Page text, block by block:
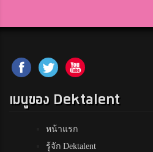
เมนูของ Dektalent
หน้าแรก
รู้จัก Dektalent